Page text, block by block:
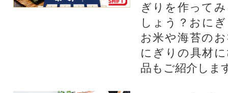
ぎりを作って
しょう？おに
お米や海苔の
にぎりの具材
品もご紹介しま